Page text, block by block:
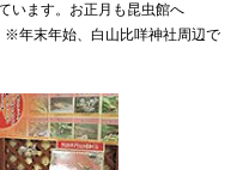
います。お正月も昆虫館へ
年末年始、白山比咩神社周辺で